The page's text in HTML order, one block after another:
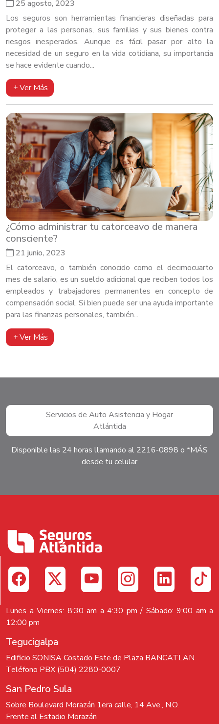
25 agosto, 2023
Los seguros son herramientas financieras diseñadas para
proteger a las personas, sus familias y sus bienes contra
riesgos inesperados. Aunque es fácil pasar por alto la
necesidad de un seguro en la vida cotidiana, su importancia
se hace evidente cuando...
Ver Más
¿Cómo administrar tu catorceavo de manera
consciente?
21 junio, 2023
El catorceavo, o también conocido como el decimocuarto
mes de salario, es un sueldo adicional que reciben todos los
empleados y trabajadores permanentes en concepto de
compensación social. Si bien puede ser una ayuda importante
para las finanzas personales, también...
Ver Más
Servicios de Auto Asistencia y Hogar
Atlántida
Disponible las 24 horas llamando al 2216-0898 o *MÁS
desde tu celular
Lunes a Viernes: 8:30 am a 4:30 pm / Sábado: 9:00 am a
12:00 pm
Tegucigalpa
Edificio SONISA Costado Este de Plaza BANCATLAN
Teléfono PBX (504) 2280-0007
San Pedro Sula
Sobre Boulevard Morazán 1era calle, 14 Ave., N.O.
Frente al Estadio Morazán